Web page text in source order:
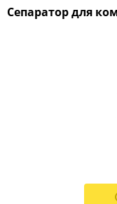
Сепаратор для